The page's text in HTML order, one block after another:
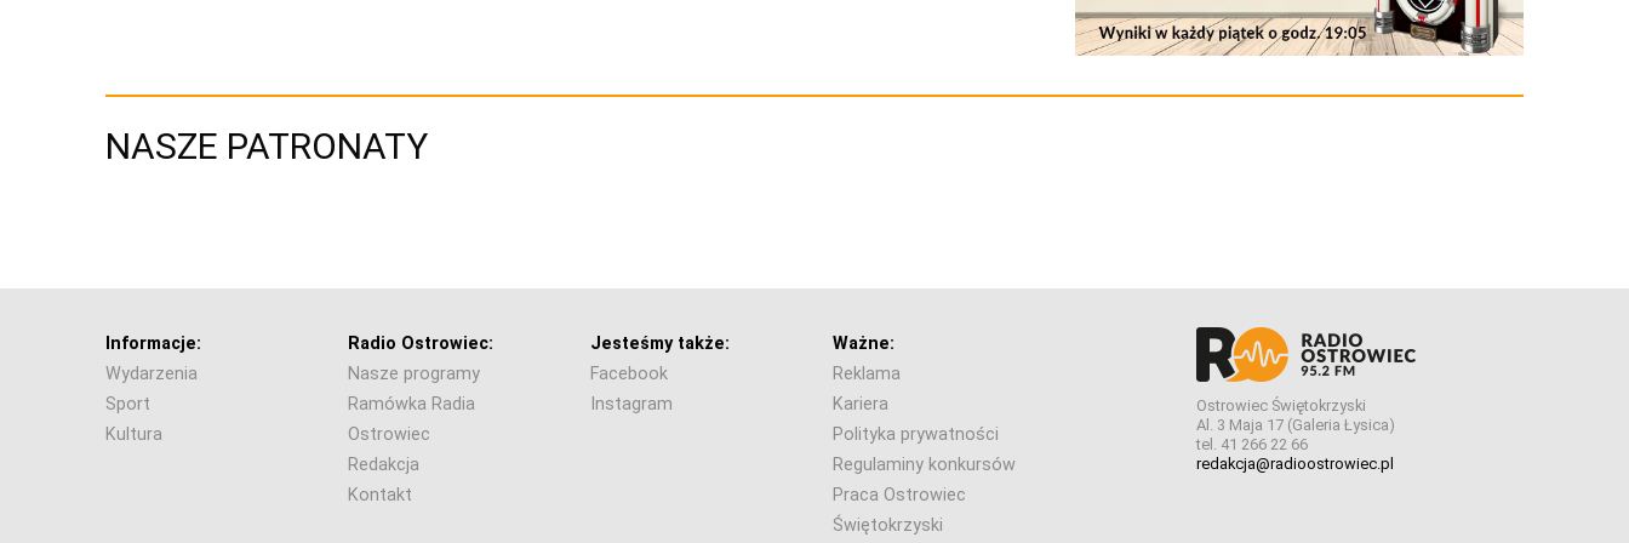
NASZE PATRONATY
Informacje:
Wydarzenia
Sport
Kultura
Radio Ostrowiec:
Nasze programy
Ramówka Radia
Ostrowiec
Redakcja
Kontakt
Jesteśmy także:
Facebook
Instagram
Ważne:
Reklama
Kariera
Polityka prywatności
Regulaminy konkursów
Praca Ostrowiec
Świętokrzyski
Ostrowiec Świętokrzyski
Al. 3 Maja 17 (Galeria Łysica)
tel. 41 266 22 66
redakcja@radioostrowiec.pl